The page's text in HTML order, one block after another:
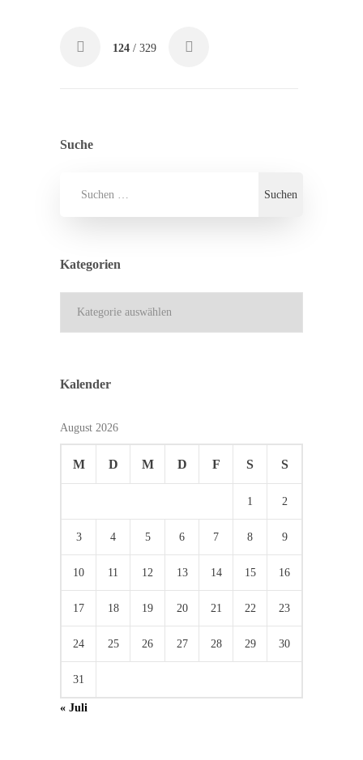
124 / 329
Suche
Kategorien
Kalender
August 2026
M D M D F S S
1 2
3 4 5 6 7 8 9
10 11 12 13 14 15 16
17 18 19 20 21 22 23
24 25 26 27 28 29 30
31
« Juli